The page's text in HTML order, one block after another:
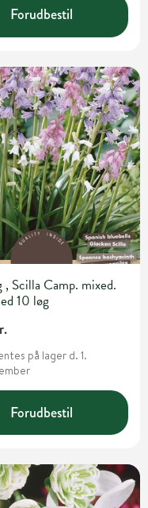
Forudbestil
, Scilla Camp. mixed.
10 løg
på lager d. 1.
Forudbestil